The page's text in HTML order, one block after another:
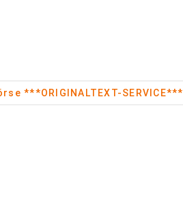
Börse ***ORIGINALTEXT-SERVICE***